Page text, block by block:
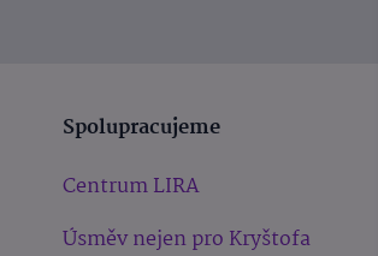
Spolupracujeme
Centrum LIRA
Úsměv nejen pro Kryštofa